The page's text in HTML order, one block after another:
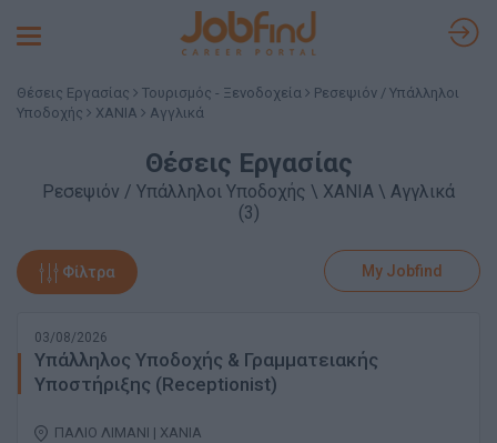
Toggle
Θέσεις Εργασίας Τουρισμός - Ξενοδοχεία
Ρεσεψιόν / Υπάλληλοι
Υποδοχής
ΧΑΝΙΑ Αγγλικά
Θέσεις Εργασίας
Ρεσεψιόν / Υπάλληλοι Υποδοχής \ ΧΑΝΙΑ \ Αγγλικά
(3)
Φίλτρα My Jobfind
03/08/2026
Υπάλληλος Υποδοχής & Γραμματειακής
Υποστήριξης (Receptionist)
ΠΑΛΙΟ ΛΙΜΑΝΙ | ΧΑΝΙΑ